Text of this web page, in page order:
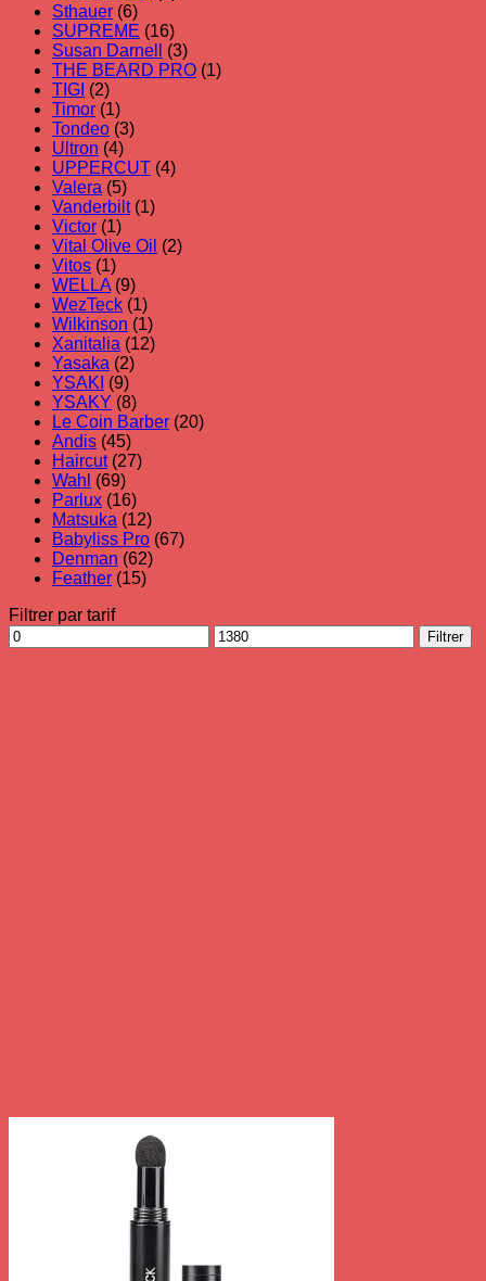
Sthauer (6)
SUPREME (16)
Susan Darnell
(3)
THE BEARD PRO (1)
TIGI (2)
Timor (1)
Tondeo (3)
Ultron (4)
UPPERCUT (4)
Valera (5)
Vanderbilt (1)
Victor (1)
Vital Olive Oil (2)
Vitos (1)
WELLA (9)
WezTeck (1)
Wilkinson (1)
Xanitalia (12)
Yasaka (2)
YSAKI (9)
YSAKY (8)
Le Coin Barber (20)
Andis (45)
Haircut (27)
Wahl (69)
Parlux (16)
Matsuka (12)
Babyliss Pro (67)
Denman (62)
Feather (15)
Filtrer par tarif
Prix
min
Prix
max
Filtrer